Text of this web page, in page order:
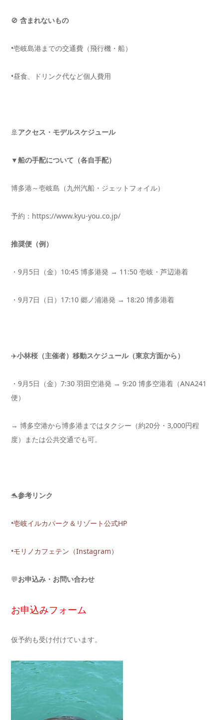
🚫 含まれないもの
•壱岐島港までの交通費（飛行機・船）
•昼食、ドリンク代など個人費用
🚢アクセス・モデルスケジュール
▼船の手配について（各自手配）
博多港～壱岐島（九州汽船・ジェットフォイル）
予約：https://www.kyu-you.co.jp/
推奨便（例）
・9月5日（金）10:45 博多港発 → 11:50 壱岐・芦辺港着
・9月7日（日）17:10 郷ノ浦港発 → 18:20 博多港着
✈️小林桜（主催者）移動スケジュール（東京方面から）
・9月5日（金）7:30 羽田空港発 → 9:20 博多空港着（ANA241
便）
→ 博多空港から博多港まではタクシー（約20分・3,000円程
度）または公共交通でも可。
🐬参考リンク
•壱岐イルカパーク＆リゾート公式HP
•モリノカフェテン（Instagram）
💬お申込み・お問い合わせ
お申込みフォーム
仮予約も受け付けています。